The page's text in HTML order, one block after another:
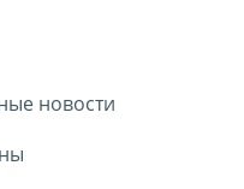
новости